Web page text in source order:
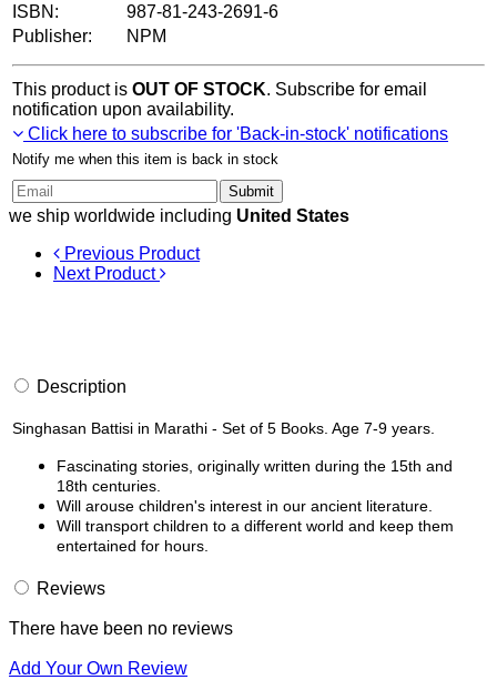
ISBN:
987-81-243-2691-6
Publisher:
NPM
This product is OUT OF STOCK. Subscribe for email
notification upon availability.
Click here to subscribe for 'Back-in-stock' notifications
Notify me when this item is back in stock
Submit
we ship worldwide including United States
Previous Product
Next Product
Description
Singhasan Battisi in Marathi - Set of 5 Books. Age 7-9 years.
Fascinating stories, originally written during the 15th and
18th centuries.
Will arouse children's interest in our ancient literature.
Will transport children to a different world and keep them
entertained for hours.
Reviews
There have been no reviews
Add Your Own Review